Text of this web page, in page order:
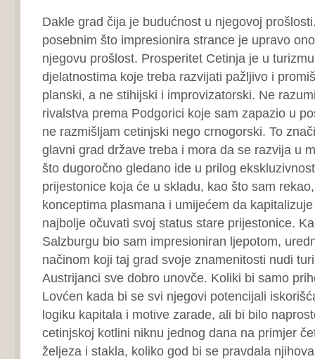
Dakle grad čija je budućnost u njegovoj
posebnim što impresionira strance je upravo
njegovu prošlost. Prosperitet Cetinja je u
djelatnostima koje treba razvijati pažljivo i
planski, a ne stihijski i improvizatorski. Ne
rivalstva prema Podgorici koje sam zapazio u
ne razmišljam cetinjski nego crnogorski. To
glavni grad države treba i mora da se razvija u
što dugoročno gledano ide u prilog
prijestonice koja će u skladu, kao što sam
konceptima plasmana i umijećem da
najbolje očuvati svoj status stare prijestonice.
Salzburgu bio sam impresioniran ljepotom,
načinom koji taj grad svoje znamenitosti nudi
Austrijanci sve dobro unovče. Koliki bi samo
Lovćen kada bi se svi njegovi potencijali
logiku kapitala i motive zarade, ali bi bilo
cetinjskoj kotlini niknu jednog dana na primjer
željeza i stakla, koliko god bi se pravdala